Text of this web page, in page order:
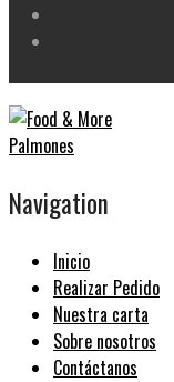
Navigation
Inicio
Realizar Pedido
Nuestra carta
Sobre nosotros
Contáctanos